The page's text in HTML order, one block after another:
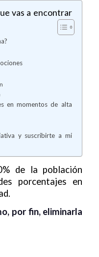
vas a encontrar
en momentos de alta
y suscribirte a mi
de la población
porcentajes en
por fin, eliminarla